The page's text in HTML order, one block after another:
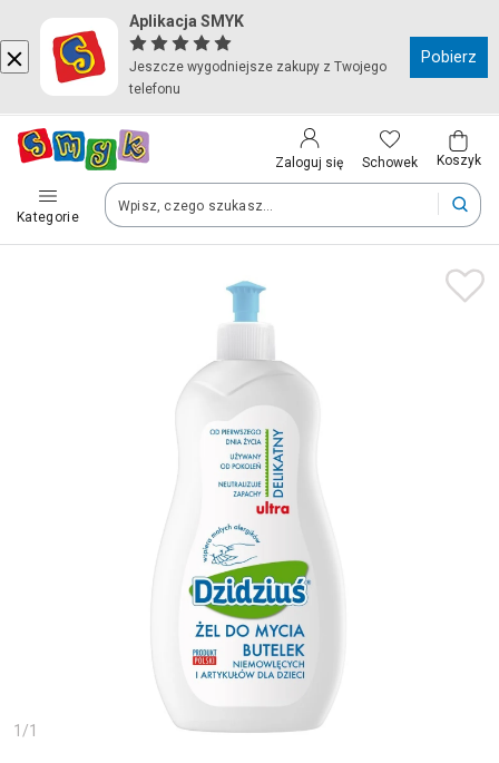
Aplikacja SMYK
Jeszcze wygodniejsze zakupy z Twojego
telefonu
Pobierz
Zaloguj się Schowek Koszyk
Kategorie
Kraj i język
Polska (Poland)
Twoje zamówienia dostarczymy na teren wybranego kraju.
Po zmianie kraju część produktów może zostać usunięta z
Zapisz
1 /1